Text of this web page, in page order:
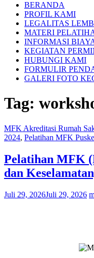
BERANDA
PROFIL KAMI
LEGALITAS
MATERI
INFORMASI
KEGIATAN
HUBUNGI KAMI
FORMULIR
GALERI FOTO
Tag:
MFK Akreditasi Rumah
2024, Pelatihan MFK
Pelatihan MFK
dan
Juli 29, 2026Juli 29, 2026